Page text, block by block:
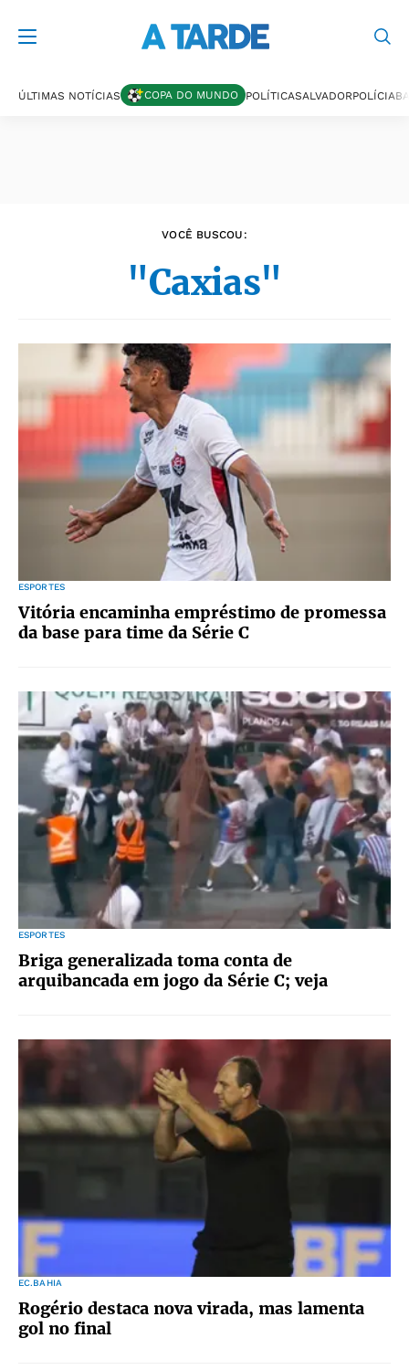
ÚLTIMAS NOTÍCIAS COPA DO MUNDO POLÍTICASALVADORPOLÍCIA
VOCÊ BUSCOU:
"Caxias"
ESPORTES
Vitória encaminha empréstimo de promessa
da base para time da Série C
ESPORTES
Briga generalizada toma conta de
arquibancada em jogo da Série C; veja
EC.BAHIA
Rogério destaca nova virada, mas lamenta
gol no final